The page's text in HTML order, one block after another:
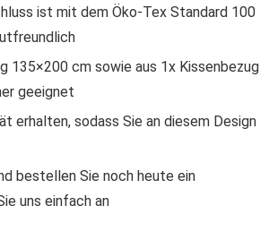
ist mit dem Öko-Tex Standard 100
135×200 cm sowie aus 1x Kissenbezug
geeignet
erhalten, sodass Sie an diesem Design
bestellen Sie noch heute ein
uns einfach an